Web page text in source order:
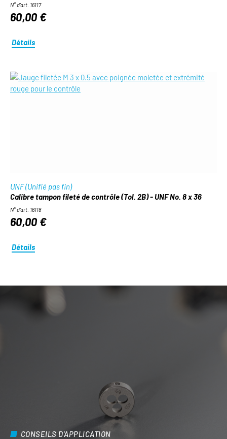
N° d'art. 16117
60,00 €
Détails
UNF (Unifié pas fin)
Calibre tampon fileté de contrôle (Tol. 2B) - UNF No. 8 x 36
N° d'art. 16118
60,00 €
Détails
CONSEILS D'APPLICATION